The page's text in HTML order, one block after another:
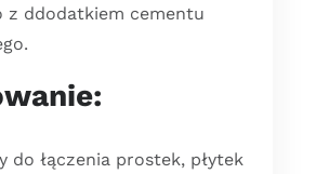
z ddodatkiem cementu
do łączenia prostek, płytek